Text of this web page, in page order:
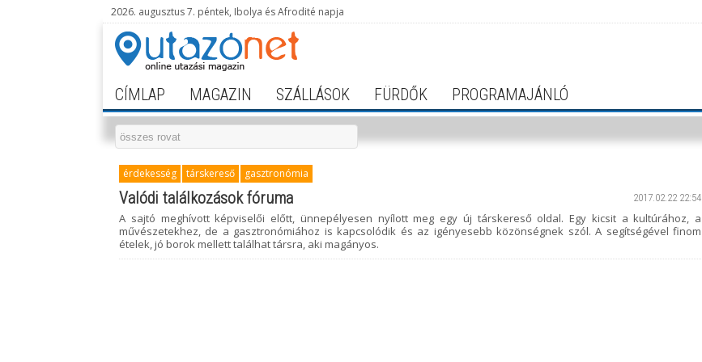
2026. augusztus 7. péntek, Ibolya és Afrodité napja
CÍMLAP MAGAZIN SZÁLLÁSOK FÜRDŐK PROGRAMAJÁNLÓ
érdekesség társkereső gasztronómia
2017.02.22 22:54
Valódi találkozások fóruma
A sajtó meghívott képviselői előtt, ünnepélyesen nyílott meg egy új társkereső oldal. Egy kicsit a kultúrához, a
művészetekhez, de a gasztronómiához is kapcsolódik és az igényesebb közönségnek szól. A segítségével finom
ételek, jó borok mellett találhat társra, aki magányos.